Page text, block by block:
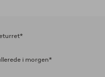
i morgen*